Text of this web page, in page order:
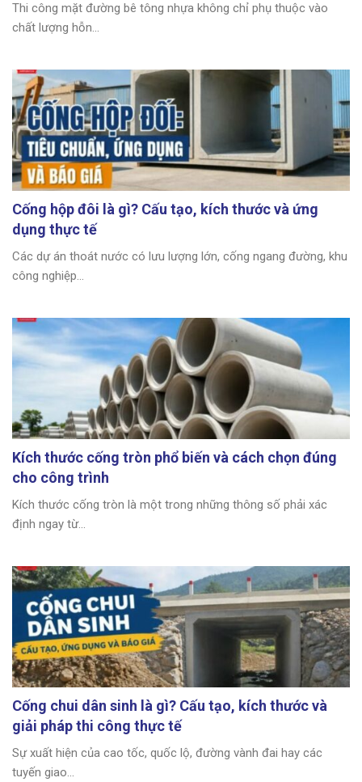
Thi công mặt đường bê tông nhựa không chỉ phụ thuộc vào
chất lượng hỗn...
Cống hộp đôi là gì? Cấu tạo, kích thước và ứng
dụng thực tế
Các dự án thoát nước có lưu lượng lớn, cống ngang đường, khu
công nghiệp...
Kích thước cống tròn phổ biến và cách chọn đúng
cho công trình
Kích thước cống tròn là một trong những thông số phải xác
định ngay từ...
Cống chui dân sinh là gì? Cấu tạo, kích thước và
giải pháp thi công thực tế
Sự xuất hiện của cao tốc, quốc lộ, đường vành đai hay các
tuyến giao...